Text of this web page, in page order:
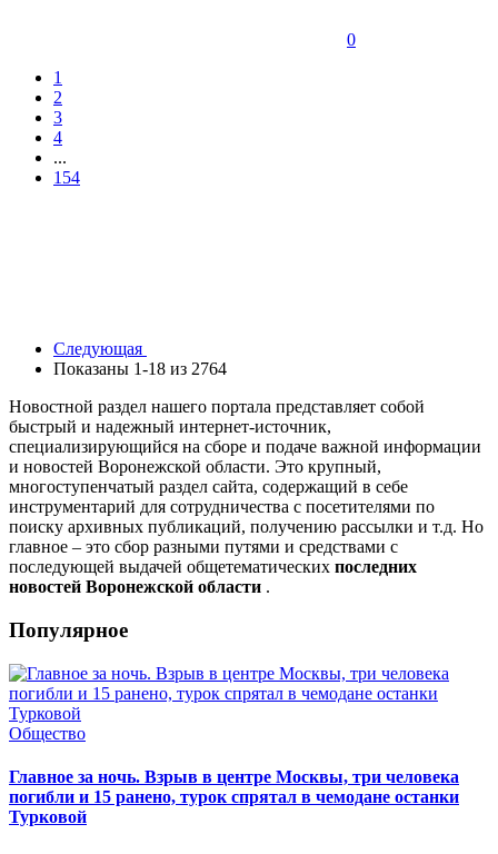
0
1
2
3
4
...
154
Следующая
Показаны 1-18 из 2764
Новостной раздел нашего портала представляет собой
быстрый и надежный интернет-источник,
специализирующийся на сборе и подаче важной информации
и новостей Воронежской области. Это крупный,
многоступенчатый раздел сайта, содержащий в себе
инструментарий для сотрудничества с посетителями по
поиску архивных публикаций, получению рассылки и т.д. Но
главное – это сбор разными путями и средствами с
последующей выдачей общетематических последних
новостей Воронежской области .
Популярное
Общество
Главное за ночь. Взрыв в центре Москвы, три человека
погибли и 15 ранено, турок спрятал в чемодане останки
Турковой